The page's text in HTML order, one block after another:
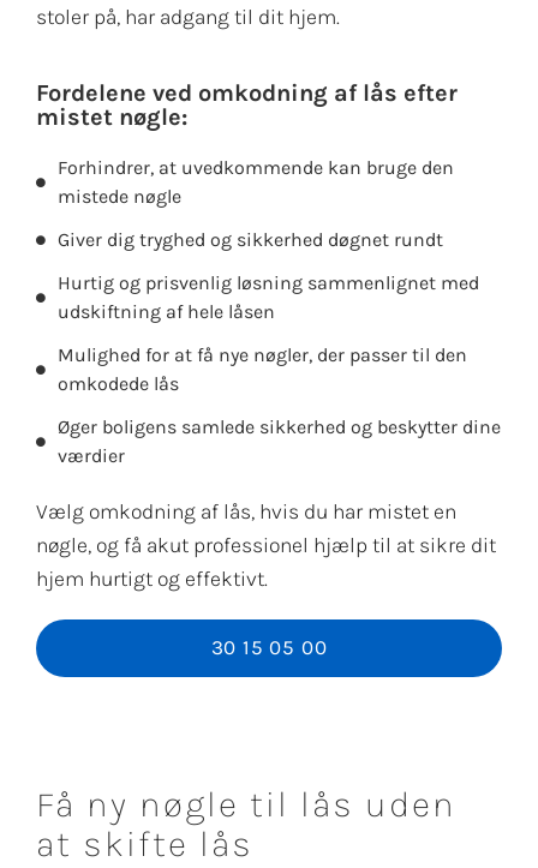
stoler på, har adgang til dit hjem.
Fordelene ved omkodning af lås efter
mistet nøgle:
Forhindrer, at uvedkommende kan bruge den
mistede nøgle
Giver dig tryghed og sikkerhed døgnet rundt
Hurtig og prisvenlig løsning sammenlignet med
udskiftning af hele låsen
Mulighed for at få nye nøgler, der passer til den
omkodede lås
Øger boligens samlede sikkerhed og beskytter dine
værdier
Vælg omkodning af lås, hvis du har mistet en
nøgle, og få akut professionel hjælp til at sikre dit
hjem hurtigt og effektivt.
30 15 05 00
Få ny nøgle til lås uden
at skifte lås